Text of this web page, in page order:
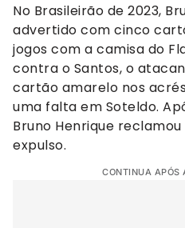
No Brasileirão de 2023,
advertido com cinco
jogos com a camisa do
contra o Santos, o
cartão amarelo nos
uma falta em Soteldo.
Bruno Henrique
expulso.
CONTINUA APÓS